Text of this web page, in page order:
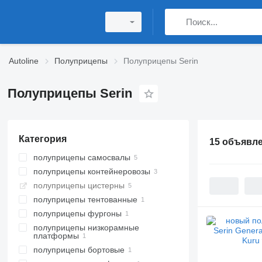
Autoline Полуприцепы Полуприцепы Serin
Полуприцепы Serin
Категория
полуприцепы самосвалы
полуприцепы контейнеровозы
полуприцепы цистерны
полуприцепы тентованные
полуприцепы фургоны
полуприцепы низкорамные
платформы
полуприцепы бортовые
15